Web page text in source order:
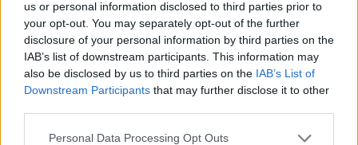
us or personal information disclosed to third parties prior to
your opt-out. You may separately opt-out of the further
disclosure of your personal information by third parties on the
IAB’s list of downstream participants. This information may
also be disclosed by us to third parties on the IAB’s List of
Downstream Participants that may further disclose it to other
Personal Data Processing Opt Outs
φεύγω», ανέφερε.
Η γιατρός, όμως, όπως περιγράφει, ζήτησε από
μόνη της να γίνει εξέταση τροπονίνης, η οποία
έδειξε πρόβλημα.
«Για καλή μου τύχη, στις εξετάσεις αίματος, είχε